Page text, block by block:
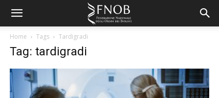
Home Tags Tardigradi
Tag: tardigradi